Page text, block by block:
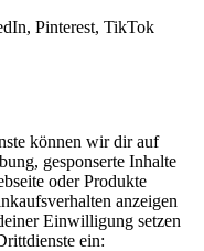
Pinterest, TikTok
können wir dir auf
gesponserte Inhalte
oder Produkte
anzeigen
Einwilligung setzen
ein: